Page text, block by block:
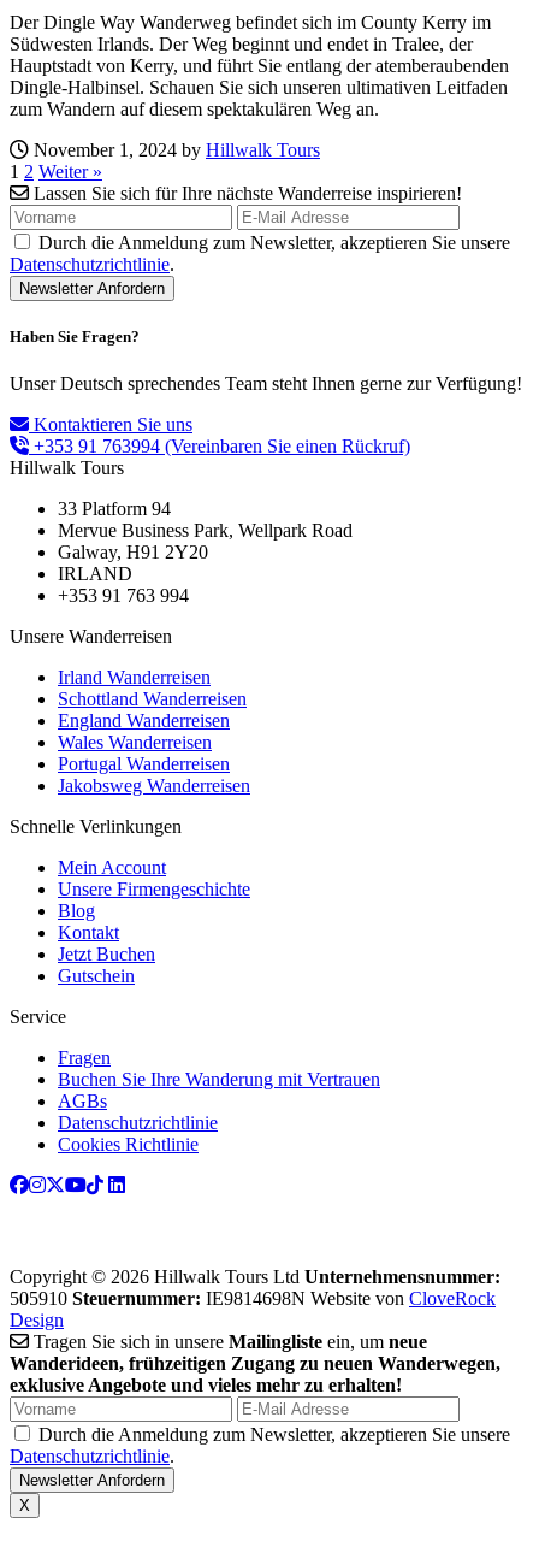
Der Dingle Way Wanderweg befindet sich im County Kerry im
Südwesten Irlands. Der Weg beginnt und endet in Tralee, der
Hauptstadt von Kerry, und führt Sie entlang der atemberaubenden
Dingle-Halbinsel. Schauen Sie sich unseren ultimativen Leitfaden
zum Wandern auf diesem spektakulären Weg an.
November 1, 2024 by Hillwalk Tours
1 2 Weiter »
Lassen Sie sich für Ihre nächste Wanderreise inspirieren!
Durch die Anmeldung zum Newsletter, akzeptieren Sie unsere
Datenschutzrichtlinie.
Haben Sie Fragen?
Unser Deutsch sprechendes Team steht Ihnen gerne zur Verfügung!
Kontaktieren Sie uns
+353 91 763994 (Vereinbaren Sie einen Rückruf)
Hillwalk Tours
33 Platform 94
Mervue Business Park, Wellpark Road
Galway, H91 2Y20
IRLAND
+353 91 763 994
Unsere Wanderreisen
Irland Wanderreisen
Schottland Wanderreisen
England Wanderreisen
Wales Wanderreisen
Portugal Wanderreisen
Jakobsweg Wanderreisen
Schnelle Verlinkungen
Mein Account
Unsere Firmengeschichte
Blog
Kontakt
Jetzt Buchen
Gutschein
Service
Fragen
Buchen Sie Ihre Wanderung mit Vertrauen
AGBs
Datenschutzrichtlinie
Cookies Richtlinie
Copyright © 2026 Hillwalk Tours Ltd Unternehmensnummer:
505910 Steuernummer: IE9814698N Website von CloveRock
Design
Tragen Sie sich in unsere Mailingliste ein, um neue
Wanderideen, frühzeitigen Zugang zu neuen Wanderwegen,
exklusive Angebote und vieles mehr zu erhalten!
Durch die Anmeldung zum Newsletter, akzeptieren Sie unsere
Datenschutzrichtlinie.
X